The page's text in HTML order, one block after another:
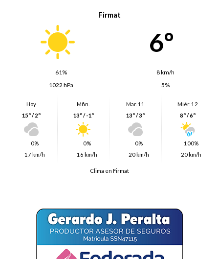
Firmat
6º
61%
8 km/h
1022 hPa
5%
Hoy
15º / 2º
0%
17 km/h
Mñn.
13º / -1º
0%
16 km/h
Mar. 11
13º / 3º
0%
20 km/h
Miér. 12
8º / 6º
100%
20 km/h
Clima en Firmat